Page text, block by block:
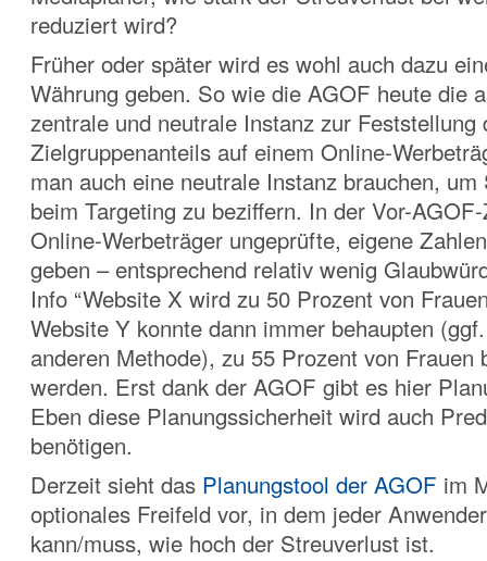
reduziert wird?
Früher oder später wird es wohl auch dazu
Währung geben. So wie die AGOF heute die
zentrale und neutrale Instanz zur Feststellung
Zielgruppenanteils auf einem Online-
man auch eine neutrale Instanz brauchen,
beim Targeting zu beziffern. In der Vor-
Online-Werbeträger ungeprüfte, eigene
geben – entsprechend relativ wenig
Info “Website X wird zu 50 Prozent von
Website Y konnte dann immer behaupten
anderen Methode), zu 55 Prozent von Frauen
werden. Erst dank der AGOF gibt es hier
Eben diese Planungssicherheit wird auch
benötigen.
Derzeit sieht das Planungstool der AGOF im
optionales Freifeld vor, in dem jeder
kann/muss, wie hoch der Streuverlust ist.